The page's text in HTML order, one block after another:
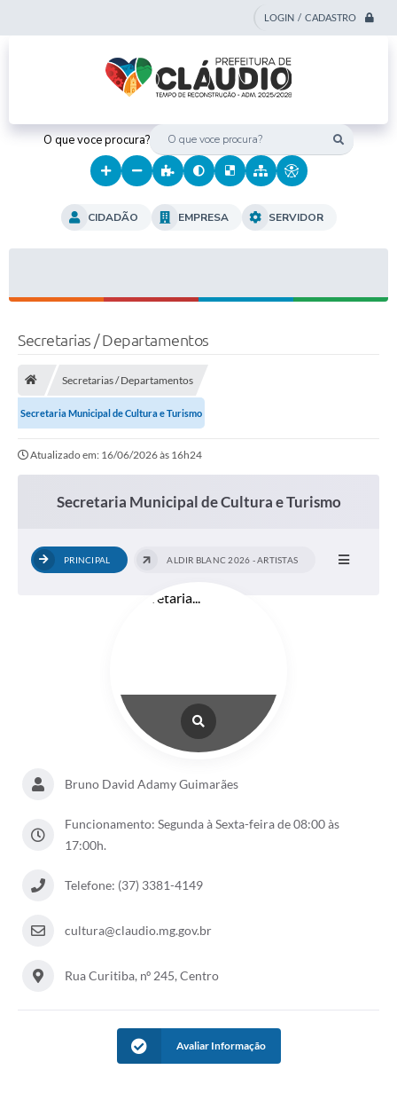
LOGIN / CADASTRO
O que voce procura?
CIDADÃO EMPRESA SERVIDOR
Secretarias / Departamentos
Secretarias / Departamentos
Secretaria Municipal de Cultura e Turismo
Atualizado em: 16/06/2026 às 16h24
Secretaria Municipal de Cultura e Turismo
PRINCIPAL ALDIR BLANC 2026 - ARTISTAS
Bruno David Adamy Guimarães
Funcionamento: Segunda à Sexta-feira de 08:00 às
17:00h.
Telefone: (37) 3381-4149
cultura@claudio.mg.gov.br
Rua Curitiba, nº 245, Centro
Avaliar Informação